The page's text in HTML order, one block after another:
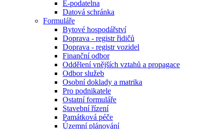
E-podatelna
Datová schránka
Formuláře
Bytové hospodářství
Doprava - registr řidičů
Doprava - registr vozidel
Finanční odbor
Oddělení vnějších vztahů a propagace
Odbor služeb
Osobní doklady a matrika
Pro podnikatele
Ostatní formuláře
Stavební řízení
Památková péče
Územní plánování